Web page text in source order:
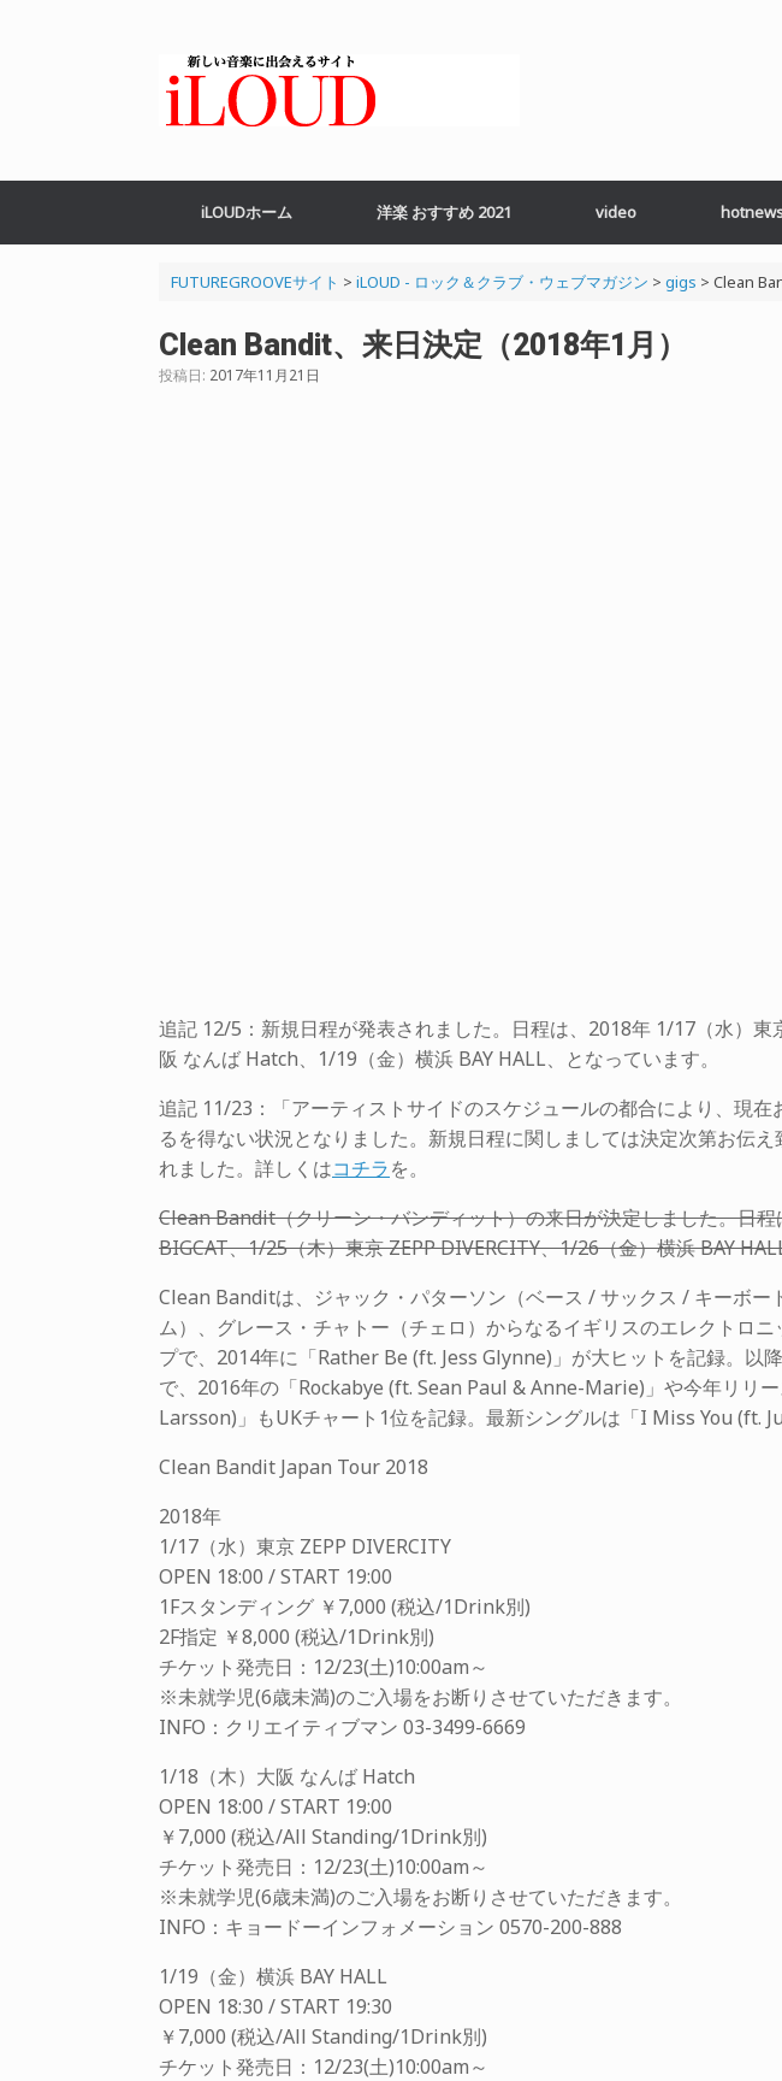
iLOUDホーム 洋楽 おすすめ 2021 video
FUTUREGROOVEサイト > iLOUD - ロック＆クラブ・ウェブマガジン > gigs > Clean
Clean Bandit、来日決定（2018年1月）
投稿日: 2017年11月21日
追記 12/5：新規日程が発表されました。日程は、2018年 1/17（水）東
阪 なんば Hatch、1/19（金）横浜 BAY HALL、となっています。
追記 11/23：「アーティストサイドのスケジュールの都合により、現
るを得ない状況となりました。新規日程に関しましては決定次第お伝
れました。詳しくはコチラを。
Clean Bandit（クリーン・バンディット）の来日が決定しました。日
BIGCAT、1/25（木）東京 ZEPP DIVERCITY、1/26（金）横浜 BAY
Clean Banditは、ジャック・パターソン（ベース / サックス / キーボー
ム）、グレース・チャトー（チェロ）からなるイギリスのエレクトロ
プで、2014年に「Rather Be (ft. Jess Glynne)」が大ヒットを記録。以
で、2016年の「Rockabye (ft. Sean Paul & Anne-Marie)」や今年リリ
Larsson)」もUKチャート1位を記録。最新シングルは「I Miss You (ft.
Clean Bandit Japan Tour 2018
2018年
1/17（水）東京 ZEPP DIVERCITY
OPEN 18:00 / START 19:00
1Fスタンディング ￥7,000 (税込/1Drink別)
2F指定 ￥8,000 (税込/1Drink別)
チケット発売日：12/23(土)10:00am～
※未就学児(6歳未満)のご入場をお断りさせていただきます。
INFO：クリエイティブマン 03-3499-6669
1/18（木）大阪 なんば Hatch
OPEN 18:00 / START 19:00
￥7,000 (税込/All Standing/1Drink別)
チケット発売日：12/23(土)10:00am～
※未就学児(6歳未満)のご入場をお断りさせていただきます。
INFO：キョードーインフォメーション 0570-200-888
1/19（金）横浜 BAY HALL
OPEN 18:30 / START 19:30
￥7,000 (税込/All Standing/1Drink別)
チケット発売日：12/23(土)10:00am～